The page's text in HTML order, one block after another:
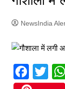
NewsIndia
F T